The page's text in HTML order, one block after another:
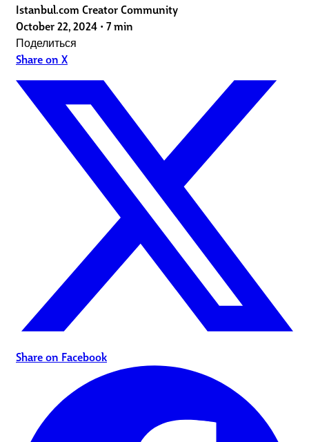
Istanbul.com Creator Community
October 22, 2024 • 7 min
Поделиться
Share on X
Share on Facebook